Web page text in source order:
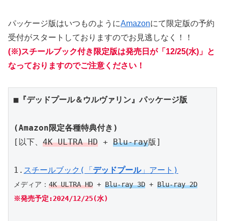
パッケージ版はいつものようにAmazonにて限定版の予約
受付がスタートしておりますのでお見逃しなく！！
(※)スチールブック付き限定版は発売日が「12/25(水)」と
なっておりますのでご注意ください！
■『デッドプール＆ウルヴァリン』パッケージ版
(Amazon限定各種特典付き)
[以下、 4K ULTRA HD + Blu-ray版]
1. スチールブック(「デッドプール」アート)
メディア： 4K ULTRA HD + Blu-ray 3D + Blu-ray 2D
※発売予定:2024/12/25(水)